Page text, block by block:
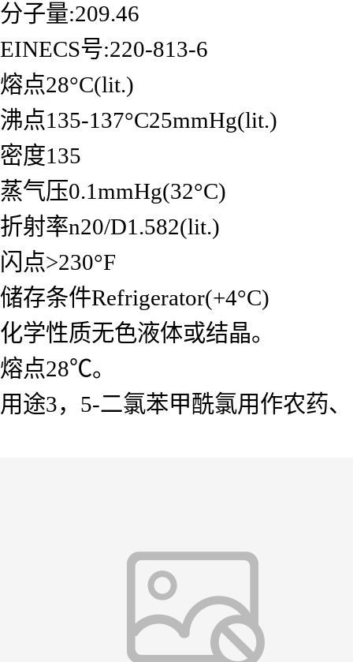
分子量:209.46
EINECS号:220-813-6
熔点28°C(lit.)
沸点135-137°C25mmHg(lit.)
密度135
蒸气压0.1mmHg(32°C)
折射率n20/D1.582(lit.)
闪点>230°F
储存条件Refrigerator(+4°C)
化学性质无色液体或结晶。
熔点28℃。
用途3，5-二氯苯甲酰氯用作农药